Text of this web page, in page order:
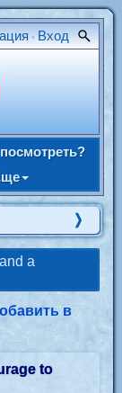
• Вход
a
в
to